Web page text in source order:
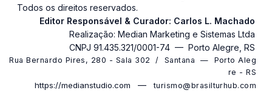
Todos os direitos reservados.
Editor Responsável & Curador: Carlos L. Machado
Realização: Median Marketing e Sistemas Ltda
CNPJ 91.435.321/0001-74 — Porto Alegre, RS
R u a B e r n a r d o P i r e s , 2 8 0 - S a l a 3 0 2 / S a n t a n a — P o r t o A l e g
r e - R S
https://medianstudio.com —t u r i s m o @ b r a s i l t u r h u b . c o m